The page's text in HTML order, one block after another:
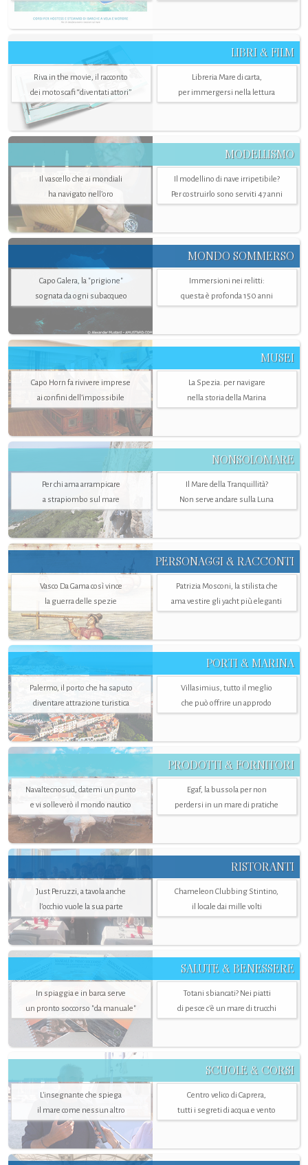
LIBRI & FILM
Riva in the movie, il racconto
dei motoscafi “diventati attori”
Libreria Mare di carta,
per immergersi nella lettura
MODELLISMO
Il vascello che ai mondiali
ha navigato nell’oro
Il modellino di nave irripetibile?
Per costruirlo sono serviti 47 anni
MONDO SOMMERSO
Capo Galera, la "prigione"
sognata da ogni subacqueo
Immersioni nei relitti:
questa è profonda 150 anni
MUSEI
Capo Horn fa rivivere imprese
ai confini dell’impossibile
La Spezia. per navigare
nella storia della Marina
NONSOLOMARE
Per chi ama arrampicare
a strapiombo sul mare
Il Mare della Tranquillità?
Non serve andare sulla Luna
PERSONAGGI & RACCONTI
Vasco Da Gama così vince
la guerra delle spezie
Patrizia Mosconi, la stilista che
ama vestire gli yacht più eleganti
PORTI & MARINA
Palermo, il porto che ha saputo
diventare attrazione turistica
Villasimius, tutto il meglio
che può offrire un approdo
PRODOTTI & FORNITORI
Navaltecnosud, datemi un punto
e vi solleverò il mondo nautico
Egaf, la bussola per non
perdersi in un mare di pratiche
RISTORANTI
Just Peruzzi, a tavola anche
l’occhio vuole la sua parte
Chameleon Clubbing Stintino,
il locale dai mille volti
SALUTE & BENESSERE
In spiaggia e in barca serve
un pronto soccorso "da manuale"
Totani sbiancati? Nei piatti
di pesce c'è un mare di trucchi
SCUOLE & CORSI
L'insegnante che spiega
il mare come nessun altro
Centro velico di Caprera,
tutti i segreti di acqua e vento